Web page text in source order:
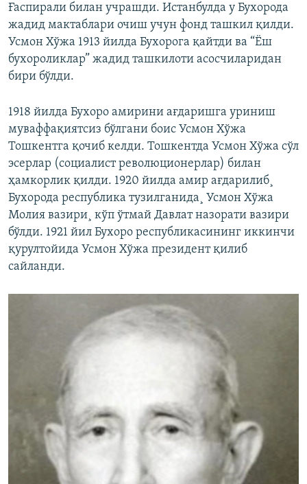
Ғаспирали билан учрашди. Истанбулда у Бухорода
жадид мактаблари очиш учун фонд ташкил қилди.
Усмон Хўжа 1913 йилда Бухорога қайтди ва “Ëш
бухороликлар” жадид ташкилоти асосчиларидан
бири бўлди.
1918 йилда Бухоро амирини ағдаришга уриниш
муваффақиятсиз бўлгани боис Усмон Хўжа
Тошкентга қочиб келди. Тошкентда Усмон Хўжа сўл
эсерлар (социалист революционерлар) билан
ҳамкорлик қилди. 1920 йилда амир ағдарилиб¸
Бухорода республика тузилганида¸ Усмон Хўжа
Молия вазири¸ кўп ўтмай Давлат назорати вазири
бўлди. 1921 йил Бухоро республикасининг иккинчи
қурултойида Усмон Хўжа президент қилиб
сайланди.